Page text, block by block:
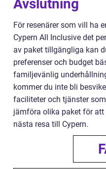
Avslutning
För resenärer som vill ha
Cypern All Inclusive det
av paket tillgängliga kan
preferenser och budget
familjevänlig
kommer du inte bli
faciliteter och tjänster
jämföra olika paket för
nästa resa till Cypern.